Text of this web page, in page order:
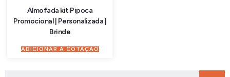
Almofada kit Pipoca
Promocional | Personalizada |
Brinde
ADICIONAR À COTAÇÃO